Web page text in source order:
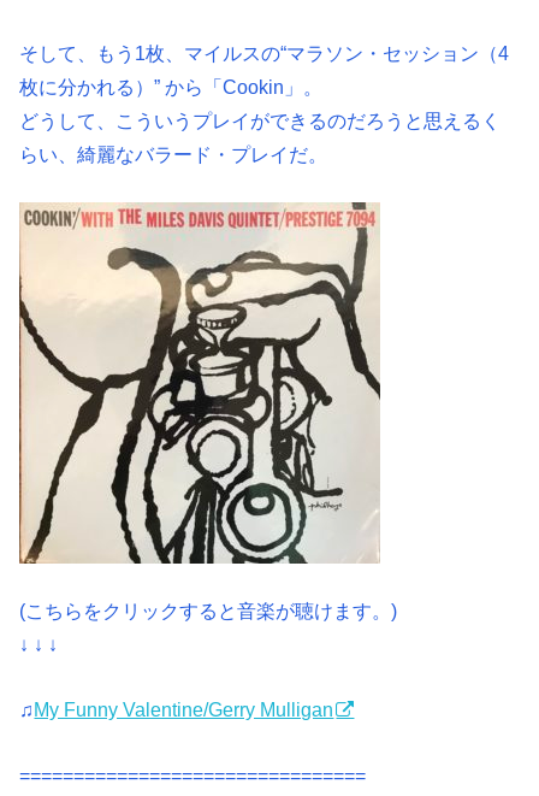
そして、もう1枚、マイルスの“マラソン・セッション（4
枚に分かれる）” から「Cookin」。
どうして、こういうプレイができるのだろうと思えるく
らい、綺麗なバラード・プレイだ。
(こちらをクリックすると音楽が聴けます。)
↓ ↓ ↓
♫My Funny Valentine/Gerry Mulligan
================================